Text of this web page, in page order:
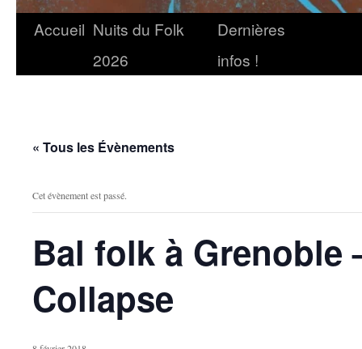
Accueil Nuits du Folk
2026
Dernières
infos !
« Tous les Évènements
Cet évènement est passé.
Bal folk à Grenoble
Collapse